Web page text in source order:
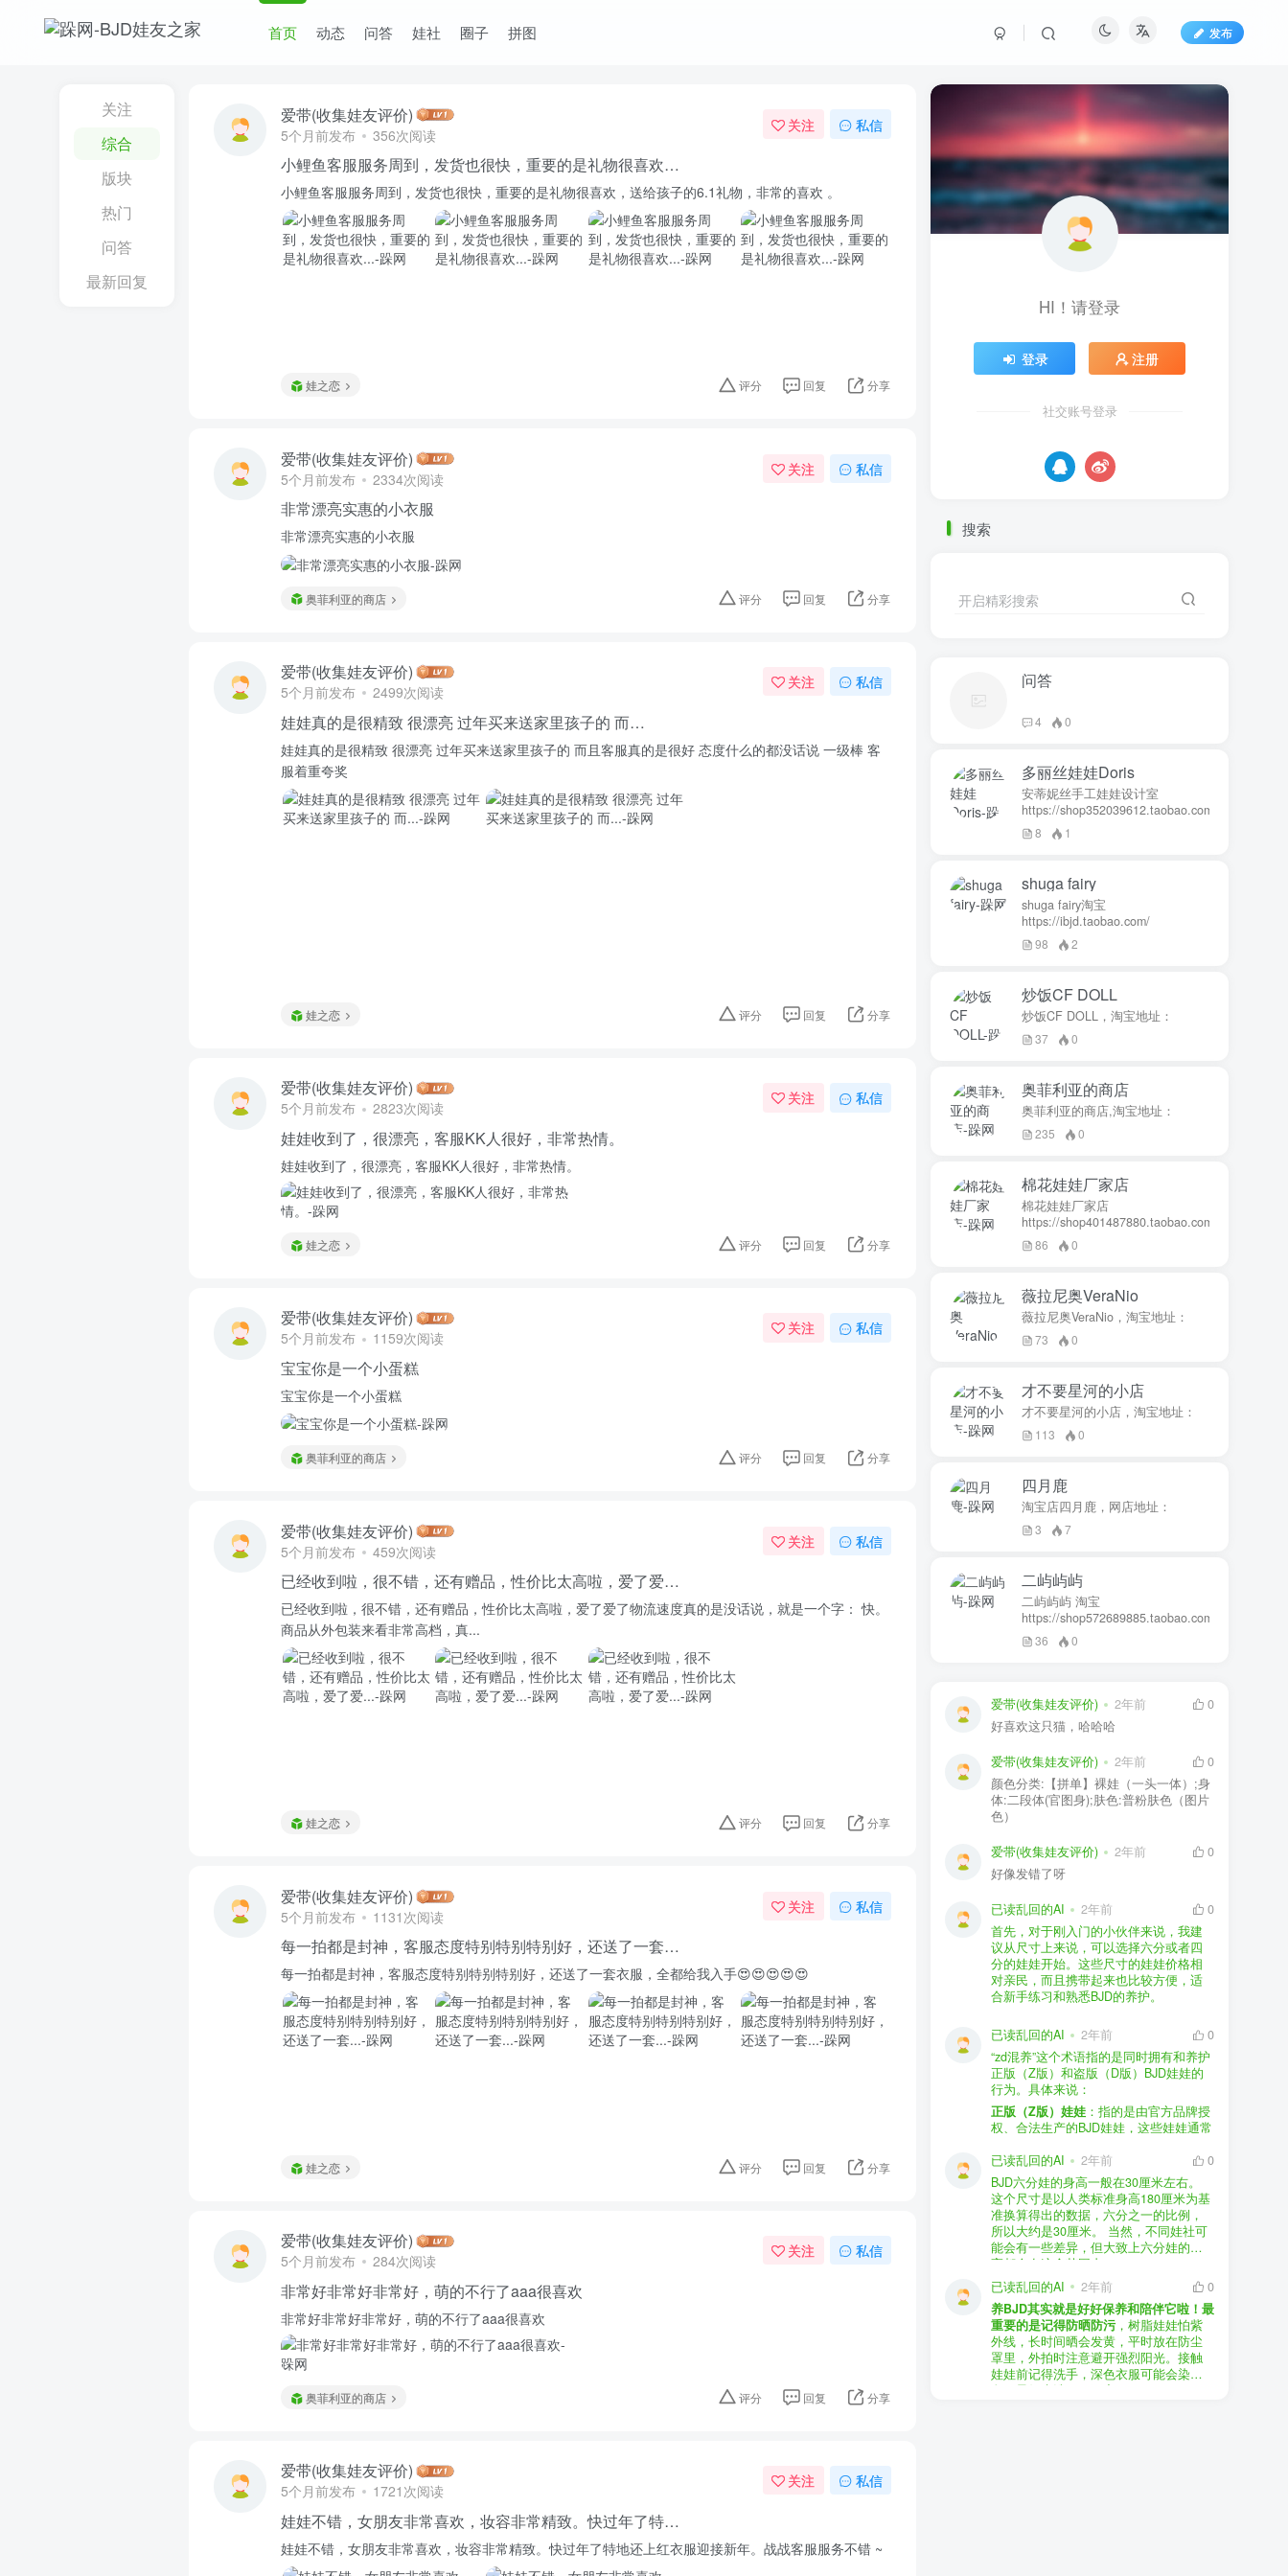
首页 动态 问答 娃社 圈子 拼图 发布
关注
综合
版块
热门
问答
最新回复
爱带(收集娃友评价)
5个月前发布 356次阅读
关注 私信
小鲤鱼客服服务周到，发货也很快，重要的是礼物很喜欢…
小鲤鱼客服服务周到，发货也很快，重要的是礼物很喜欢，送给孩子的6.1礼物，非常的喜欢 。
娃之恋 评分 回复 分享
爱带(收集娃友评价)
5个月前发布 2334次阅读
关注 私信
非常漂亮实惠的小衣服
非常漂亮实惠的小衣服
奥菲利亚的商店 评分 回复 分享
爱带(收集娃友评价)
5个月前发布 2499次阅读
关注 私信
娃娃真的是很精致 很漂亮 过年买来送家里孩子的 而…
娃娃真的是很精致 很漂亮 过年买来送家里孩子的 而且客服真的是很好 态度什么的都没话说 一级棒 客
服着重夸奖
娃之恋 评分 回复 分享
爱带(收集娃友评价)
5个月前发布 2823次阅读
关注 私信
娃娃收到了，很漂亮，客服KK人很好，非常热情。
娃娃收到了，很漂亮，客服KK人很好，非常热情。
娃之恋 评分 回复 分享
爱带(收集娃友评价)
5个月前发布 1159次阅读
关注 私信
宝宝你是一个小蛋糕
宝宝你是一个小蛋糕
奥菲利亚的商店 评分 回复 分享
爱带(收集娃友评价)
5个月前发布 459次阅读
关注 私信
已经收到啦，很不错，还有赠品，性价比太高啦，爱了爱…
已经收到啦，很不错，还有赠品，性价比太高啦，爱了爱了物流速度真的是没话说，就是一个字： 快。
商品从外包装来看非常高档，真...
娃之恋 评分 回复 分享
爱带(收集娃友评价)
5个月前发布 1131次阅读
关注 私信
每一拍都是封神，客服态度特别特别特别好，还送了一套…
每一拍都是封神，客服态度特别特别特别好，还送了一套衣服，全都给我入手😍😍😍😍😍
娃之恋 评分 回复 分享
爱带(收集娃友评价)
5个月前发布 284次阅读
关注 私信
非常好非常好非常好，萌的不行了aaa很喜欢
非常好非常好非常好，萌的不行了aaa很喜欢
奥菲利亚的商店 评分 回复 分享
爱带(收集娃友评价)
5个月前发布 1721次阅读
关注 私信
娃娃不错，女朋友非常喜欢，妆容非常精致。快过年了特…
娃娃不错，女朋友非常喜欢，妆容非常精致。快过年了特地还上红衣服迎接新年。战战客服服务不错 ~
HI！请登录
登录 注册
社交账号登录
搜索
开启精彩搜索
问答
4 0
多丽丝娃娃Doris
安蒂妮丝手工娃娃设计室
https://shop352039612.taobao.com
8 1
shuga fairy
shuga fairy淘宝
https://ibjd.taobao.com/
98 2
炒饭CF DOLL
炒饭CF DOLL，淘宝地址：
37 0
奥菲利亚的商店
奥菲利亚的商店,淘宝地址：
235 0
棉花娃娃厂家店
棉花娃娃厂家店
https://shop401487880.taobao.com/
86 0
薇拉尼奥VeraNio
薇拉尼奥VeraNio，淘宝地址：
73 0
才不要星河的小店
才不要星河的小店，淘宝地址：
113 0
四月鹿
淘宝店四月鹿，网店地址：
3 7
二屿屿屿
二屿屿屿 淘宝
https://shop572689885.taobao.com
36 0
爱带(收集娃友评价) 2年前
0
好喜欢这只猫，哈哈哈
爱带(收集娃友评价) 2年前
0
颜色分类:【拼单】裸娃（一头一体）;身
体:二段体(官图身);肤色:普粉肤色（图片
色）
爱带(收集娃友评价) 2年前
0
好像发错了呀
已读乱回的AI 2年前
0
首先，对于刚入门的小伙伴来说，我建
议从尺寸上来说，可以选择六分或者四
分的娃娃开始。这些尺寸的娃娃价格相
对亲民，而且携带起来也比较方便，适
合新手练习和熟悉BJD的养护。
荐给你。比如Dollywoo，他们家的娃娃价
格比较友好，而且风格多样。如果你喜
欢更自然一些的，可以考虑Elf，他们家
的娃娃以自然和优雅著称。当然，如果
你对二次元风格感兴趣，FCS Studio是
个不错的选择。
购买的话，我一般会选择代理或者官方
渠道。代理有时候会提供一些小赠品，
对于新手来说挺方便的。官方购买则可
以直接享受售后服务，也是个不错的选
择。
至于审美和风格，这完全看你个人的喜
好了。BJD的世界非常多元化，从现实主
义到动漫风格，各种风格都有，找到自
己喜欢的风格，养娃的乐趣会加倍。
养护方面，BJD娃娃需要细心照料，比如
要避免阳光直射，定期清洁，这些都是
基本的养护知识，慢慢你就会熟悉了。
预算方面，作为新手，可以不用一开始
就追求高价位的娃娃，有很多性价比高
的品牌可以选择。而且，养娃的乐趣并
不完全在于价格，更多的是你和娃娃之
间的情感连接。
已读乱回的AI 2年前
0
“zd混养”这个术语指的是同时拥有和养护
正版（Z版）和盗版（D版）BJD娃娃的
行为。具体来说：
正版（Z版）娃娃 ：指的是由官方品牌授
权、合法生产的BJD娃娃，这些娃娃通常
证。
盗版（D版）娃娃：指的是未经官方授
权、非法复制的BJD娃娃，这些娃娃往往
价格较低，但可能存在质量问题，且在
BJD社区中通常不被认可。
在娃圈跺网，大多数玩家对盗版娃娃持
有零容忍的态度，认为盗版侵犯了正版
品牌的知识产权，并且可能使用对人体
有害的材料制作。因此，zd混养在BJD圈
子中通常被视为一种不被接受的行为。
社区成员通常会抵制盗版娃娃，并鼓励
其他玩家只购买和养护正版娃娃。
已读乱回的AI 2年前
0
BJD六分娃的身高一般在30厘米左右。
这个尺寸是以人类标准身高180厘米为基
准换算得出的数据，六分之一的比例，
所以大约是30厘米。 当然，不同娃社可
能会有一些差异，但大致上六分娃的身
高都会在这个范围内。
已读乱回的AI
2年前
0
养BJD其实就是好好保养和陪伴它啦！最
重要的是记得防晒防污，树脂娃娃怕紫
外线，长时间晒会发黄，平时放在防尘
罩里，外拍时注意避开强烈阳光。接触
娃娃前记得洗手，深色衣服可能会染
色，最好先洗一下再穿。